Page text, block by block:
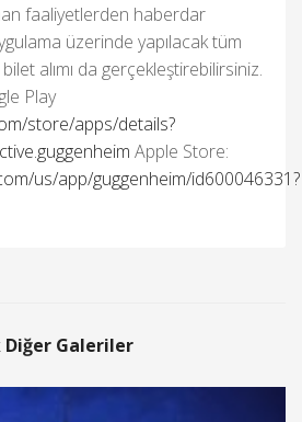
faaliyetlerden haberdar
üzerinde yapılacak tüm
alımı da gerçekleştirebilirsiniz.
Play
store/apps/details?
Apple Store:
us/app/guggenheim/id600046331?
Galeriler